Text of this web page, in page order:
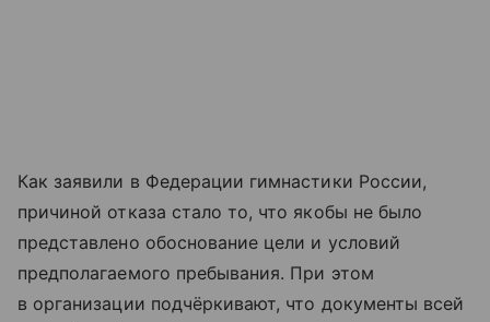
Как заявили в Федерации гимнастики России,
причиной отказа стало то, что якобы не было
представлено обоснование цели и условий
предполагаемого пребывания. При этом
в организации подчёркивают, что документы всей